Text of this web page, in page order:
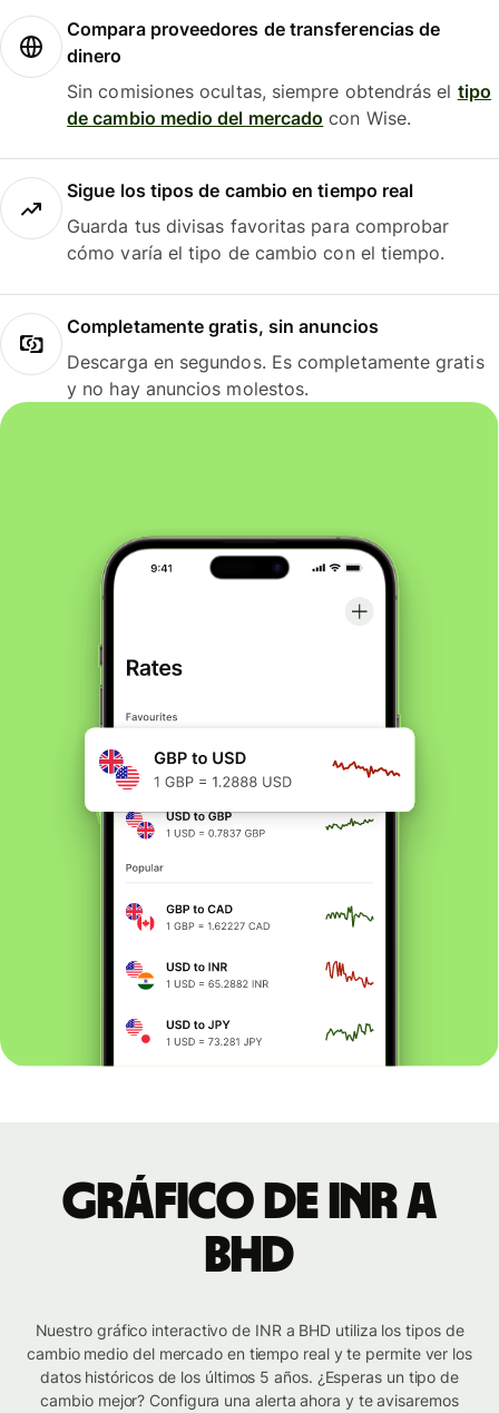
Compara proveedores de transferencias de
dinero
Sin comisiones ocultas, siempre obtendrás el tipo
de cambio medio del mercado con Wise.
Sigue los tipos de cambio en tiempo real
Guarda tus divisas favoritas para comprobar
cómo varía el tipo de cambio con el tiempo.
Completamente gratis, sin anuncios
Descarga en segundos. Es completamente gratis
y no hay anuncios molestos.
Gráfico de INR a
BHD
Nuestro gráfico interactivo de INR a BHD utiliza los tipos de
cambio medio del mercado en tiempo real y te permite ver los
datos históricos de los últimos 5 años. ¿Esperas un tipo de
cambio mejor? Configura una alerta ahora y te avisaremos